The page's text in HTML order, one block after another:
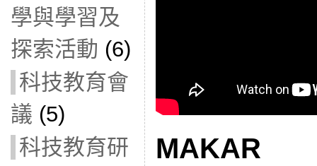
學與學習及
探索活動 (6)
科技教育會
議 (5)
科技教育研
MAKAR